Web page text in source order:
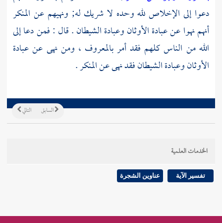
دعوا إلى الإخلاص لله وحده لا شريك له; ونهيهم عن المنكر
أنهم نهوا عن عبادة الأوثان وعبادة الشيطان . قال : فمن دعا إلى
الله من الناس كلهم فقد أمر بالمعروف ، ومن نهى عن عبادة
الأوثان وعبادة الشيطان فقد نهى عن المنكر .
التالي السابق
الخدمات العلمية
تفسير الآية عناوين الشجرة